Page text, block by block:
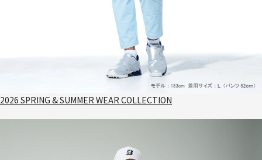
2026 SPRING & SUMMER WEAR COLLECTION